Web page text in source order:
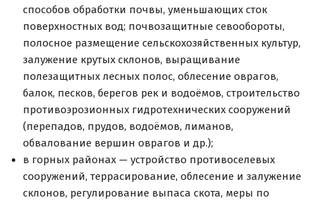
способов обработки почвы, уменьшающих сток
поверхностных вод; почвозащитные севообороты,
полосное размещение сельскохозяйственных культур,
залужение крутых склонов, выращивание
полезащитных лесных полос, облесение оврагов,
балок, песков, берегов рек и водоёмов, строительство
противоэрозионных гидротехнических сооружений
(перепадов, прудов, водоёмов, лиманов,
обвалование вершин оврагов и др.);
в горных районах — устройство противоселевых
сооружений, террасирование, облесение и залужение
склонов, регулирование выпаса скота, меры по